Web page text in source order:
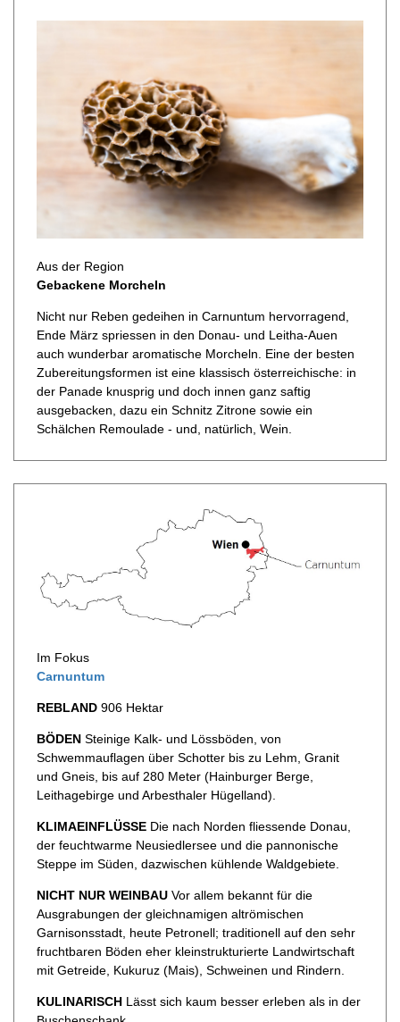
Aus der Region
Gebackene Morcheln
Nicht nur Reben gedeihen in Carnuntum hervorragend,
Ende März spriessen in den Donau- und Leitha-Auen
auch wunderbar aromatische Morcheln. Eine der besten
Zubereitungsformen ist eine klassisch österreichische: in
der Panade knusprig und doch innen ganz saftig
ausgebacken, dazu ein Schnitz Zitrone sowie ein
Schälchen Remoulade - und, natürlich, Wein.
Im Fokus
Carnuntum
REBLAND 906 Hektar
BÖDEN Steinige Kalk- und Lössböden, von
Schwemmauflagen über Schotter bis zu Lehm, Granit
und Gneis, bis auf 280 Meter (Hainburger Berge,
Leithagebirge und Arbesthaler Hügelland).
KLIMAEINFLÜSSE Die nach Norden fliessende Donau,
der feuchtwarme Neusiedlersee und die pannonische
Steppe im Süden, dazwischen kühlende Waldgebiete.
NICHT NUR WEINBAU Vor allem bekannt für die
Ausgrabungen der gleichnamigen altrömischen
Garnisonsstadt, heute Petronell; traditionell auf den sehr
fruchtbaren Böden eher kleinstrukturierte Landwirtschaft
mit Getreide, Kukuruz (Mais), Schweinen und Rindern.
KULINARISCH Lässt sich kaum besser erleben als in der